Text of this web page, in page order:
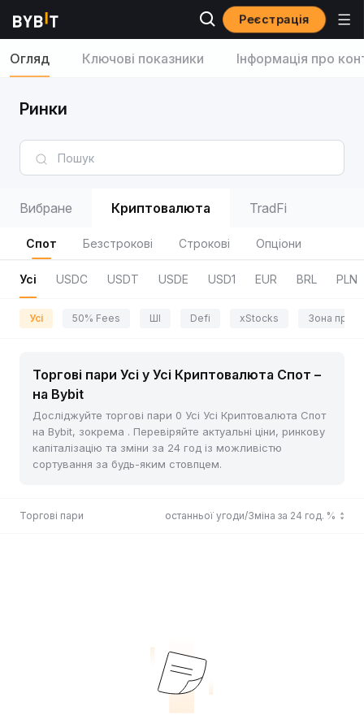
Реєстрація
Огляд Ключові показники Інформація про
Ринки
Вибране Криптовалюта TradFi
Спот Безстрокові Строкові Опціони
Усі USDC USDT USDE USD1 EUR BRL PLN
Усі 50% Fees ШІ Defi xStocks Зона
Торгові пари Усі у Усі Криптовалюта Спот –
на Bybit
Досліджуйте торгові пари 0 Усі Усі Криптовалюта Спот
на Bybit, зокрема . Перевіряйте актуальні ціни, ринкову
капіталізацію та зміни за 24 год із можливістю
сортування за будь-яким стовпцем.
Торгові пари Ціна останньої угоди/Зміна за 24 год. %